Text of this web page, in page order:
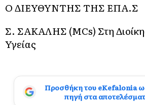
Ο ΔΙΕΥΘΥΝΤΗΣ ΤΗΣ ΕΠΑ.Σ
Σ. ΣΑΚΑΛΗΣ (MCs) Στη
Υγείας
Προσθήκη του eKefalonia
πηγή στα